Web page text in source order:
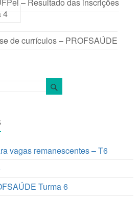
– Resultado das inscrições
4
de currículos – PROFSAÚDE
vagas remanescentes – T6
Turma 6